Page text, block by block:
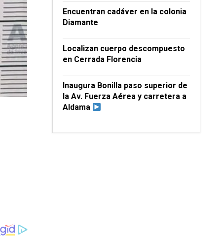
Encuentran cadáver en la colonia
Diamante
Localizan cuerpo descompuesto
en Cerrada Florencia
Inaugura Bonilla paso superior de
la Av. Fuerza Aérea y carretera a
Aldama